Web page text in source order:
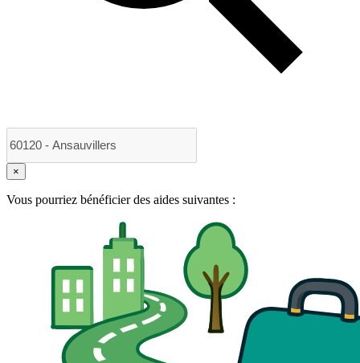
×
Vous pourriez bénéficier des aides suivantes :